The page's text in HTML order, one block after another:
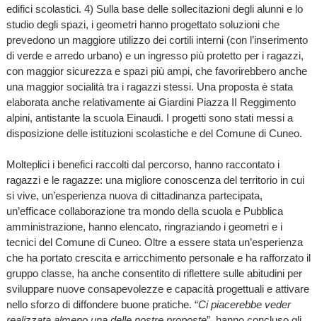
edifici scolastici. 4) Sulla base delle sollecitazioni degli alunni e lo
studio degli spazi, i geometri hanno progettato soluzioni che
prevedono un maggiore utilizzo dei cortili interni (con l’inserimento
di verde e arredo urbano) e un ingresso più protetto per i ragazzi,
con maggior sicurezza e spazi più ampi, che favorirebbero anche
una maggior socialità tra i ragazzi stessi. Una proposta è stata
elaborata anche relativamente ai Giardini Piazza II Reggimento
alpini, antistante la scuola Einaudi. I progetti sono stati messi a
disposizione delle istituzioni scolastiche e del Comune di Cuneo.
Molteplici i benefici raccolti dal percorso, hanno raccontato i
ragazzi e le ragazze: una migliore conoscenza del territorio in cui
si vive, un’esperienza nuova di cittadinanza partecipata,
un’efficace collaborazione tra mondo della scuola e Pubblica
amministrazione, hanno elencato, ringraziando i geometri e i
tecnici del Comune di Cuneo. Oltre a essere stata un’esperienza
che ha portato crescita e arricchimento personale e ha rafforzato il
gruppo classe, ha anche consentito di riflettere sulle abitudini per
sviluppare nuove consapevolezze e capacità progettuali e attivare
nello sforzo di diffondere buone pratiche. “Ci piacerebbe veder